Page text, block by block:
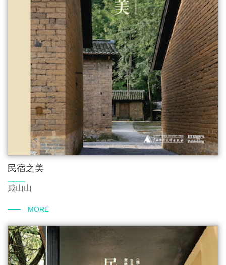
民宿之美
戚山山
MORE